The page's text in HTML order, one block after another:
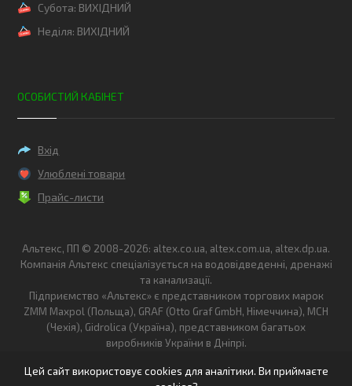
Субота: ВИХІДНИЙ
Неділя: ВИХІДНИЙ
ОСОБИСТИЙ КАБІНЕТ
Вхід
Улюблені товари
Прайс-листи
Альтекс, ПП © 2008-2026: altex.co.ua, altex.com.ua, altex.dp.ua.
Компанія Альтекс спеціалізується на водовідведенні, дренажі
та канализації.
Підприємство «Альтекс» є представником торгових марок
ZMM Maxpol (Польща), GRAF (Otto Graf GmbH, Німеччина), MCH
(Чехія), Gidrolica (Україна), представником багатьох
виробників України в Дніпрі.